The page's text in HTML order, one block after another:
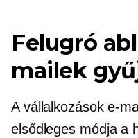
Felugró
mailek
A vállalkozások e-
elsődleges módja a